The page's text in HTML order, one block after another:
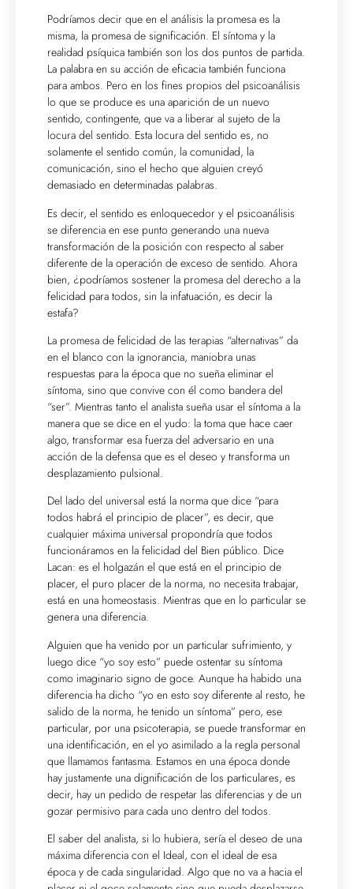
Podríamos decir que en el análisis la promesa es la
misma, la promesa de significación. El síntoma y la
realidad psíquica también son los dos puntos de partida.
La palabra en su acción de eficacia también funciona
para ambos. Pero en los fines propios del psicoanálisis
lo que se produce es una aparición de un nuevo
sentido, contingente, que va a liberar al sujeto de la
locura del sentido. Esta locura del sentido es, no
solamente el sentido común, la comunidad, la
comunicación, sino el hecho que alguien creyó
demasiado en determinadas palabras.
Es decir, el sentido es enloquecedor y el psicoanálisis
se diferencia en ese punto generando una nueva
transformación de la posición con respecto al saber
diferente de la operación de exceso de sentido. Ahora
bien, ¿podríamos sostener la promesa del derecho a la
felicidad para todos, sin la infatuación, es decir la
estafa?
La promesa de felicidad de las terapias “alternativas” da
en el blanco con la ignorancia, maniobra unas
respuestas para la época que no sueña eliminar el
síntoma, sino que convive con él como bandera del
“ser”. Mientras tanto el analista sueña usar el síntoma a la
manera que se dice en el yudo: la toma que hace caer
algo, transformar esa fuerza del adversario en una
acción de la defensa que es el deseo y transforma un
desplazamiento pulsional.
Del lado del universal está la norma que dice “para
todos habrá el principio de placer”, es decir, que
cualquier máxima universal propondría que todos
funcionáramos en la felicidad del Bien público. Dice
Lacan: es el holgazán el que está en el principio de
placer, el puro placer de la norma, no necesita trabajar,
está en una homeostasis. Mientras que en lo particular se
genera una diferencia.
Alguien que ha venido por un particular sufrimiento, y
luego dice “yo soy esto” puede ostentar su síntoma
como imaginario signo de goce. Aunque ha habido una
diferencia ha dicho “yo en esto soy diferente al resto, he
salido de la norma, he tenido un síntoma” pero, ese
particular, por una psicoterapia, se puede transformar en
una identificación, en el yo asimilado a la regla personal
que llamamos fantasma. Estamos en una época donde
hay justamente una dignificación de los particulares, es
decir, hay un pedido de respetar las diferencias y de un
gozar permisivo para cada uno dentro del todos.
El saber del analista, si lo hubiera, sería el deseo de una
máxima diferencia con el Ideal, con el ideal de esa
época y de cada singularidad. Algo que no va a hacia el